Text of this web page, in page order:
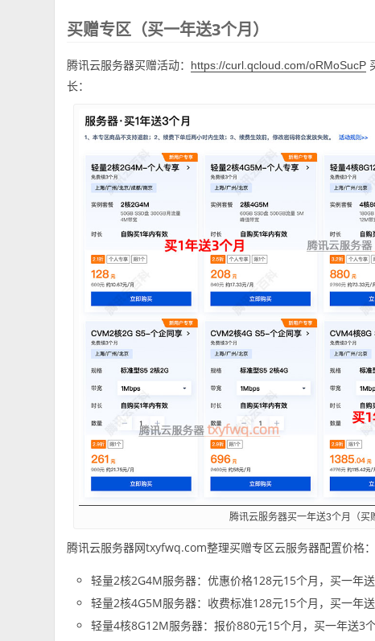
买赠专区（买一年送3个月）
腾讯云服务器买赠活动： https://curl.qcloud.com/oRMoSucP
长：
腾讯云服务器买一年送3个月（买
腾讯云服务器网txyfwq.com整理买赠专区云服务器配置价格：
轻量2核2G4M服务器：优惠价格128元15个月，买一年
轻量2核4G5M服务器：收费标准128元15个月，买一年
轻量4核8G12M服务器：报价880元15个月，买一年送3